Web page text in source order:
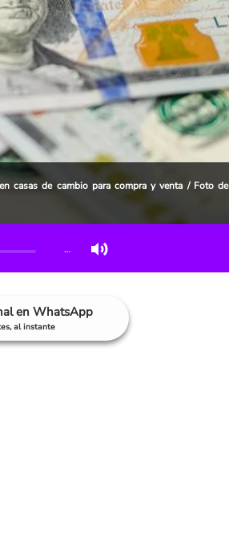
casas de cambio para compra y venta / Foto de
…
en WhatsApp
al instante